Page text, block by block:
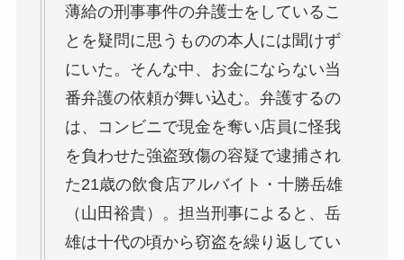
薄給の刑事事件の弁護士をしているこ
とを疑問に思うものの本人には聞けず
にいた。そんな中、お金にならない当
番弁護の依頼が舞い込む。弁護するの
は、コンビニで現金を奪い店員に怪我
を負わせた強盗致傷の容疑で逮捕され
た21歳の飲食店アルバイト・十勝岳雄
（山田裕貴）。担当刑事によると、岳
雄は十代の頃から窃盗を繰り返してい